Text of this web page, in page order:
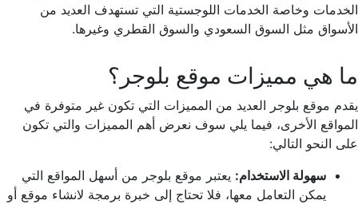
الخدمات وخاصة الخدمات اللوجستية التي تستهدف العديد من
الأسواق مثل السوق السعودي والسوق القطري وغيرها.
ما هي مميزات موقع بلوجر؟
يقدم موقع بلوجر العديد من المميزات التي تكون غير متوفرة في
المواقع الأخرى، فيما يلي سوف نعرض أهم المميزات والتي تكون
على النحو التالي:
سهولة الاستخدام: يعتبر موقع بلوجر من أسهل المواقع التي
يمكن التعامل معها، فلا تحتاج إلى خبرة برمجة لانشاء موقع أو